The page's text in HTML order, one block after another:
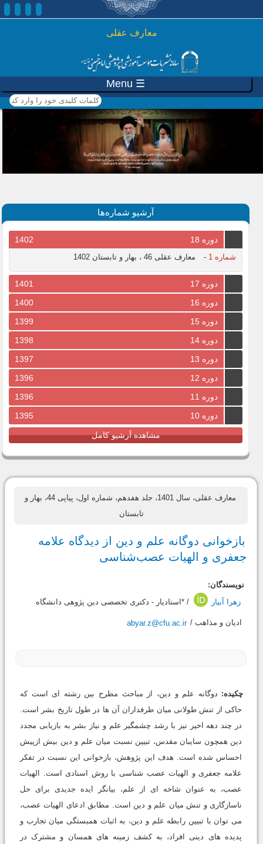
رفتن به محتوای اصلی
معارف عقلی
☰ Menu
کلمات کلیدی خود را وارد
کنید
آرشیو شماره‌ها
دوره 18 1402
شماره 1 - معارف عقلی 46 ، بهار و تابستان 1402
دوره 17
1401
دوره 16
1400
دوره 15
1399
دوره 14
1398
دوره 13
1397
دوره 12
1396
دوره 11
1396
دوره 10
1395
مشاهده آرشیو کامل
معارف عقلی، سال 1401، جلد هفدهم، شماره اول، پیاپی 44، بهار و
تابستان
بازخوانی دوگانه علم و دین از دیدگاه علامه
جعفری و الهیات عصب‌شناسی
نویسندگان:
زهرا آبیار
/ *استادیار - دکتری تخصصی دین پژوهی دانشگاه
ادیان و مذاهب / abyar.z@cfu.ac.ir
چکیده: دوگانه علم و دین، از مباحث مطرح بین رشته ای است که
حاکی از تنش طولانی میان طرفداران آن ها در طول تاریخ بشر است.
در چند دهه اخیر نیز با رشد چشمگیر علم و نیاز بشر به بازیابی مجدد
دین همچون سایبان مقدس، تبیین نسبت میان علم و دین بیش ازپیش
احساس شده است. هدف این پژوهش، بازخوانی این نسبت در تفکر
علامه جعفری و الهیات عصب شناسی با روش اسنادی است. الهیات
عصب، به عنوان شاخه ای از علم، بیانگر ایده جدیدی برای حل
ناسازگاری و تنش میان علم و دین است. مطابق ادعای الهیات عصب،
می توان با تبیین رابطه علم و دین، به اثبات همبستگی میان تجارب و
پدیده های دینی افراد، به کشف زمینه های همسان و مشترک در